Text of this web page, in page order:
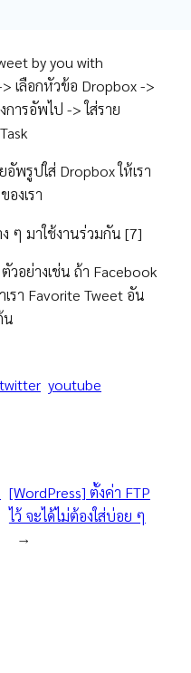
by you with
เลือกหัวข้อ Dropbox ->
ารอัพไป -> ใส่ราย
อัพรูปใส่ Dropbox ให้เรา
องเรา
อย่างเช่น ถ้า Facebook
รา Favorite Tweet อัน
น
twitter youtube
[WordPress] ตั้งค่า FTP
ไว้ จะได้ไม่ต้องใส่บ่อย ๆ
→